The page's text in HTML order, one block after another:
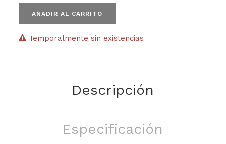
AÑADIR AL CARRITO
Temporalmente sin existencias
Descripción
Especificación